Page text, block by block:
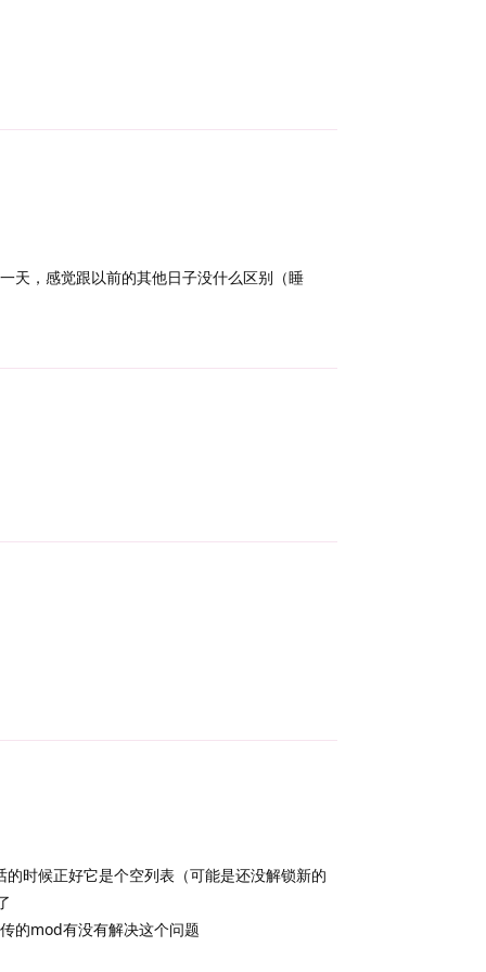
天，感觉跟以前的其他日子没什么区别（睡
的时候正好它是个空列表（可能是还没解锁新的
的mod有没有解决这个问题